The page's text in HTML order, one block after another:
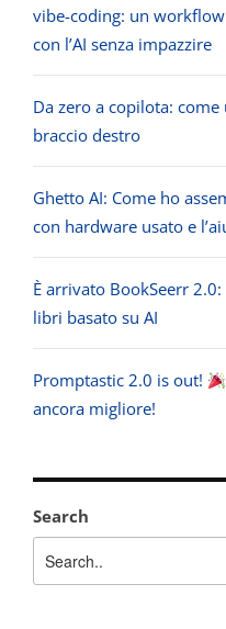
vibe-coding: un
con l’AI senza impazzire
Da zero a copilota:
braccio destro
Ghetto AI: Come ho
con hardware usato e
È arrivato BookSeerr
libri basato su AI
Promptastic 2.0 is out!
ancora migliore!
Search